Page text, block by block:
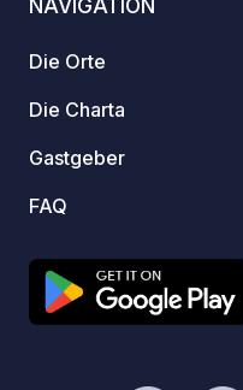
NAVIGATION
Die Orte
Die Charta
Gastgeber
FAQ